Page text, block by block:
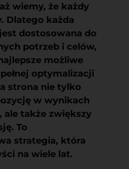
wiemy, że każdy
Dlatego każda
dostosowana do
potrzeb i celów,
możliwe
optymalizacji
strona nie tylko
w wynikach
ale także zwiększy
To
strategia, która
na wiele lat.